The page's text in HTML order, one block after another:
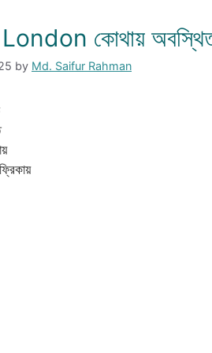
কোথায়
by Md. Saifur Rahman